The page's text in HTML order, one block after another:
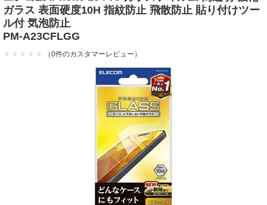
ガラス 表面硬度10H 指紋防止 飛散防止 貼り付けツー
ル付 気泡防止
PM-A23CFLGG
（0件のカスタマーレビュー）